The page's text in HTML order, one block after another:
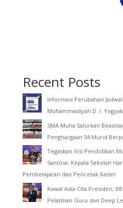
Recent Posts
Informasi Perubahan Jadwal
Muhammadiyah D. I.
SMA Muha Salurkan
Penghargaan 54 Murid
Tegaskan Visi Pendidikan
Santosa: Kepala Sekolah
Pembelajaran dan Pencetak Kader
Kawal Asta Cita Presiden,
Pelatihan Guru dan Deep